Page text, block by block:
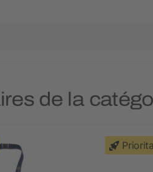
de la